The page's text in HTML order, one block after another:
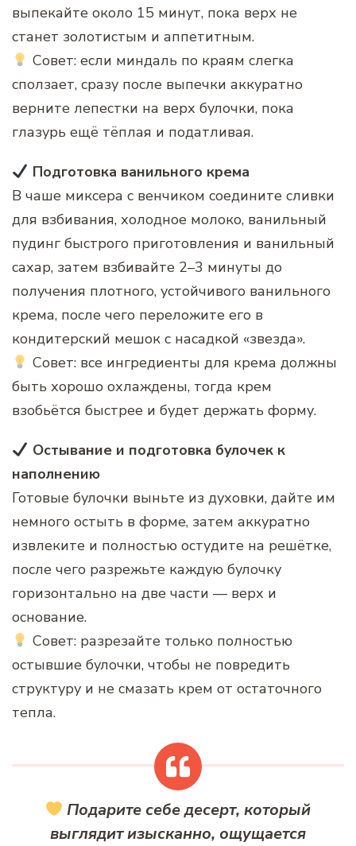
выпекайте около 15 минут, пока верх не
станет золотистым и аппетитным.
Совет: если миндаль по краям слегка
сползает, сразу после выпечки аккуратно
верните лепестки на верх булочки, пока
глазурь ещё тёплая и податливая.
Подготовка ванильного крема
В чаше миксера с венчиком соедините сливки
для взбивания, холодное молоко, ванильный
пудинг быстрого приготовления и ванильный
сахар, затем взбивайте 2–3 минуты до
получения плотного, устойчивого ванильного
крема, после чего переложите его в
кондитерский мешок с насадкой «звезда».
Совет: все ингредиенты для крема должны
быть хорошо охлаждены, тогда крем
взобьётся быстрее и будет держать форму.
Остывание и подготовка булочек к
наполнению
Готовые булочки выньте из духовки, дайте им
немного остыть в форме, затем аккуратно
извлеките и полностью остудите на решётке,
после чего разрежьте каждую булочку
горизонтально на две части — верх и
основание.
Совет: разрезайте только полностью
остывшие булочки, чтобы не повредить
структуру и не смазать крем от остаточного
тепла.
Подарите себе десерт, который
выглядит изысканно, ощущается